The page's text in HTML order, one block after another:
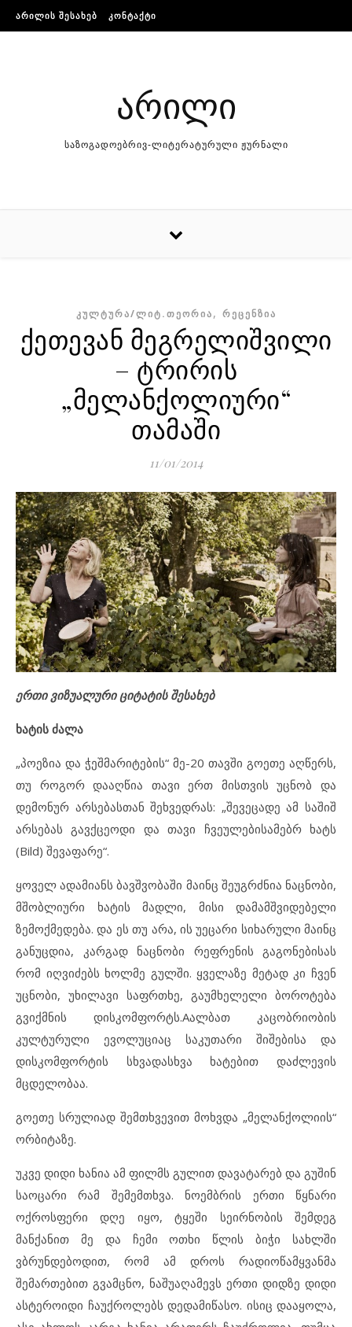
Skip to content
ᲐᲠᲘᲚᲘᲡ ᲨᲔᲡᲐᲮᲔᲑ ᲙᲝᲜᲢᲐᲥᲢᲘ
არილი
საზოგადოებრივ-ლიტერატურული ჟურნალი
ᲙᲣᲚᲢᲣᲠᲐ/ᲚᲘᲢ.ᲗᲔᲝᲠᲘᲐ, ᲠᲔᲪᲔᲜᲖᲘᲐ
ქეთევან მეგრელიშვილი
– ტრირის
„მელანქოლიური“
თამაში
11/01/2014
ერთი ვიზუალური ციტატის შესახებ
ხატის ძალა
„პოეზია და ჭეშმარიტების“ მე-20 თავში გოეთე აღწერს,
თუ როგორ დააღწია თავი ერთ მისთვის უცნობ და
დემონურ არსებასთან შეხვედრას: „შევეცადე ამ საშიშ
არსებას გავქცეოდი და თავი ჩვეულებისამებრ ხატს
(Bild) შევაფარე“.
ყოველ ადამიანს ბავშვობაში მაინც შეუგრძნია ნაცნობი,
მშობლიური ხატის მადლი, მისი დამამშვიდებელი
ზემოქმედება. და ეს თუ არა, ის უეცარი სიხარული მაინც
განუცდია, კარგად ნაცნობი რეფრენის გაგონებისას
რომ იღვიძებს ხოლმე გულში. ყველაზე მეტად კი ჩვენ
უცნობი, უხილავი საფრთხე, გაუმხელელი ბოროტება
გვიქმნის დისკომფორტს.Aალბათ კაცობრიობის
კულტურული ევოლუციაც საკუთარი შიშებისა და
დისკომფორტის სხვადასხვა ხატებით დაძლევის
მცდელობაა.
გოეთე სრულიად შემთხვევით მოხვდა „მელანქოლიის“
ორბიტაზე.
უკვე დიდი ხანია ამ ფილმს გულით დავატარებ და გუშინ
საოცარი რამ შემემთხვა. ნოემბრის ერთი წყნარი
ოქროსფერი დღე იყო, ტყეში სეირნობის შემდეგ
მანქანით მე და ჩემი ოთხი წლის ბიჭი სახლში
ვბრუნდებოდით, რომ ამ დროს რადიოწამყვანმა
შემართებით გვამცნო, ნაშუაღამევს ერთი დიდზე დიდი
ასტეროიდი ჩაუქროლებს დედამიწასო. ისიც დააყოლა,